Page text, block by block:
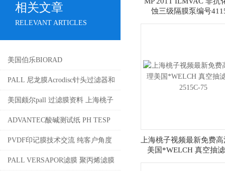
相关文章
RELEVANT ARTICLES
美国伯乐BIORAD
PALL 尼龙膜Acrodisc针头过滤器和
圆盘过滤膜片上海桃子视频最新免
费高清科学器材有限公司代理
4008087828
美国颇尔pall 过滤膜资料 上海桃子
视频最新免费高清科学器材有限公
司销售4008087828
ADVANTEC酸碱测试纸 PH TESP
PAPER介绍
PVDF印记膜技术交流 纯客户角度
出发，公司不做任何修改和评论
PALL VERSAPOR滤膜 聚丙烯滤膜
蚀三级隔膜泵编号
上海桃子视频最新免费
美国*WELCH 真空抽